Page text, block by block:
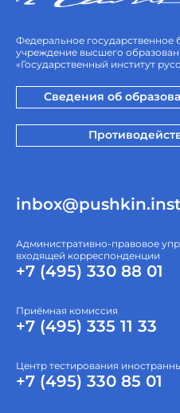
Федеральное государственное
учреждение высшего
«Государственный институт
Сведения об
Административно-правовое
входящей корреспонденции
+7 (495) 330 88 01
Приёмная комиссия
+7 (495) 335 11 33
Центр тестирования
+7 (495) 330 85 01